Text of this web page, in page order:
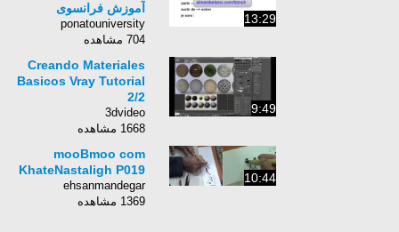
13:29
آموزش فرانسوی
ponatouniversity
704 مشاهده
9:49
Creando Materiales
Basicos Vray Tutorial
2/2
3dvideo
1668 مشاهده
10:44
mooBmoo com
KhateNastaligh P019
ehsanmandegar
1369 مشاهده